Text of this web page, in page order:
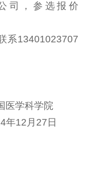
司，参选报价
系13401023707
学院
27日